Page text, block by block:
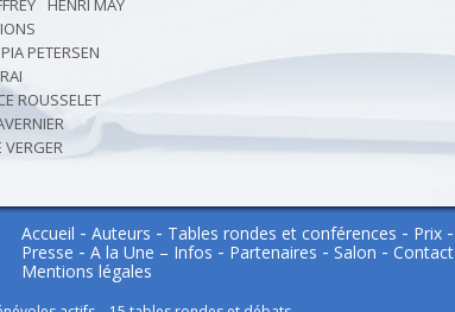
HENRI MAY
PIA PETERSEN
ROUSSELET
VERGER
Accueil Auteurs Tables rondes et conférences Prix
Presse
A la Une – Infos Partenaires Salon
Contact
Mentions légales